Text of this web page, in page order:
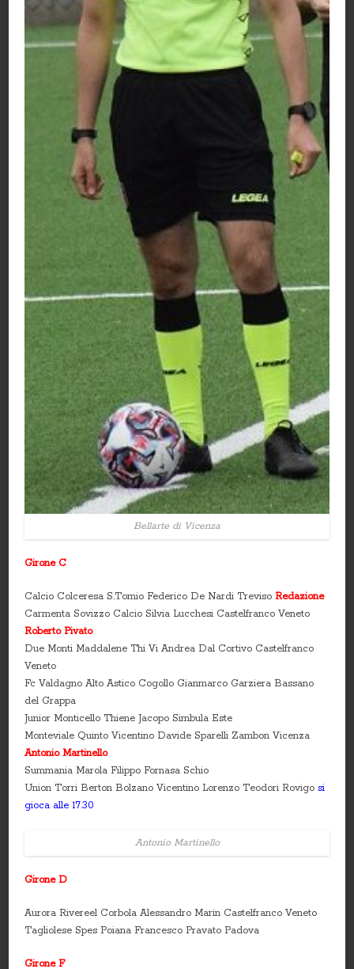
Bellarte di Vicenza
Girone C
Calcio Colceresa S.Tomio Federico De Nardi TrevisoRedazione
Carmenta Sovizzo Calcio Silvia Lucchesi Castelfranco Veneto
Roberto Pivato
Due Monti Maddalene Thi Vi Andrea Dal Cortivo Castelfranco
Veneto
Fc Valdagno Alto Astico Cogollo Gianmarco Garziera Bassano
del Grappa
Junior Monticello Thiene Jacopo Simbula Este
Monteviale Quinto Vicentino Davide Sparelli Zambon Vicenza
Antonio Martinello
Summania Marola Filippo Fornasa Schio
Union Torri Berton Bolzano Vicentino Lorenzo Teodori Rovigosi
gioca alle 17.30
Antonio Martinello
Girone D
Aurora Rivereel Corbola Alessandro Marin Castelfranco Veneto
Tagliolese Spes Poiana Francesco Pravato Padova
Girone F